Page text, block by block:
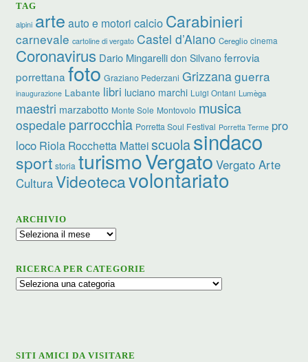
TAG
alpini arte auto e motori calcio Carabinieri
carnevale cartoline di vergato Castel d’Aiano Cereglio cinema
Coronavirus Dario Mingarelli don Silvano ferrovia
porrettana foto Graziano Pederzani Grizzanaguerra
inaugurazione Labante libri luciano marchi Luigi Ontani Lumèga
maestri marzabotto Monte Sole Montovolo musica
ospedale parrocchia Porretta Soul Festival Porretta Terme pro
loco Riola Rocchetta Matteiscuolasindaco
sport storia turismoVergato Vergato Arte
CulturaVideotecavolontariato
ARCHIVIO
Archivio
RICERCA PER CATEGORIE
Ricerca
SITI AMICI DA VISITARE